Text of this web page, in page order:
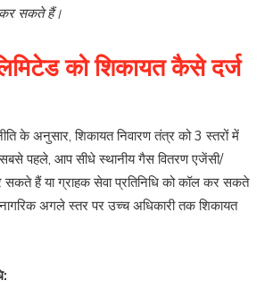
कर सकते हैं।
को शिकायत कैसे दर्ज
के अनुसार, शिकायत निवारण तंत्र को 3 स्तरों में
सबसे पहले, आप सीधे स्थानीय गैस वितरण एजेंसी/
सकते हैं या ग्राहक सेवा प्रतिनिधि को कॉल कर सकते
अगले स्तर पर उच्च अधिकारी तक शिकायत